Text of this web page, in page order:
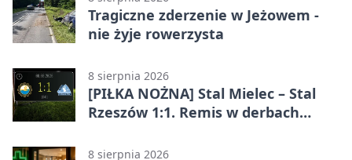
Tragiczne zderzenie w Jeżowem -
nie żyje rowerzysta
8 sierpnia 2026
[PIŁKA NOŻNA] Stal Mielec – Stal
Rzeszów 1:1. Remis w derbach
8 sierpnia 2026